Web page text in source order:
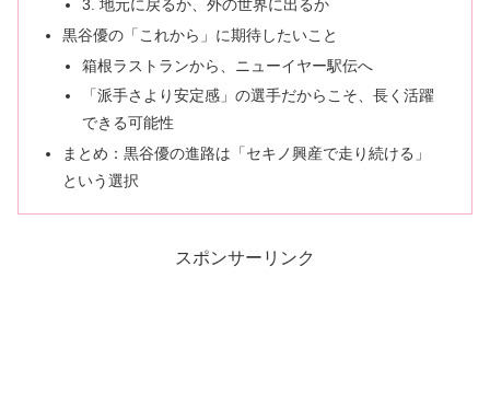
3. 地元に戻るか、外の世界に出るか
黒谷優の「これから」に期待したいこと
箱根ラストランから、ニューイヤー駅伝へ
「派手さより安定感」の選手だからこそ、長く活躍
できる可能性
まとめ：黒谷優の進路は「セキノ興産で走り続ける」
という選択
スポンサーリンク